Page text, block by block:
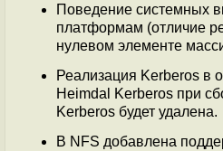
Поведение системных
платформам (отличие
нулевом элементе
Реализация Kerberos в
Heimdal Kerberos при
Kerberos будет удалена.
В NFS добавлена